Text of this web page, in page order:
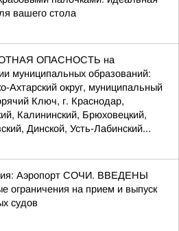
вашего стола
ОПАСНОСТЬ на
муниципальных образований:
Ахтарский округ, муниципальный
Ключ, г. Краснодар,
Калининский, Брюховецкий,
Динской, Усть-Лабинский...
Аэропорт СОЧИ. ВВЕДЕНЫ
ограничения на прием и выпуск
судов